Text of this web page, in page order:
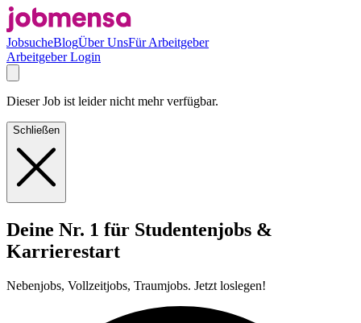
JobsucheBlogÜber UnsFür Arbeitgeber
Arbeitgeber Login
Dieser Job ist leider nicht mehr verfügbar.
Schließen
Deine Nr. 1 für Studentenjobs &
Karrierestart
Nebenjobs, Vollzeitjobs, Traumjobs. Jetzt loslegen!